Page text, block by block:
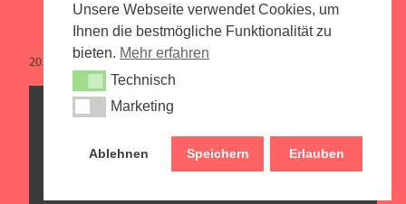
2015 – 2026 Psychologen Online
Psychologen Online
Psychologische Beratung per Webcam,
Telefon und vor Ort
Unsere Webseite verwendet Cookies, um
Ihnen die bestmögliche Funktionalität zu
bieten. Mehr erfahren
TechnischTechnisch
MarketingMarketing
Ablehnen Speichern Erlauben